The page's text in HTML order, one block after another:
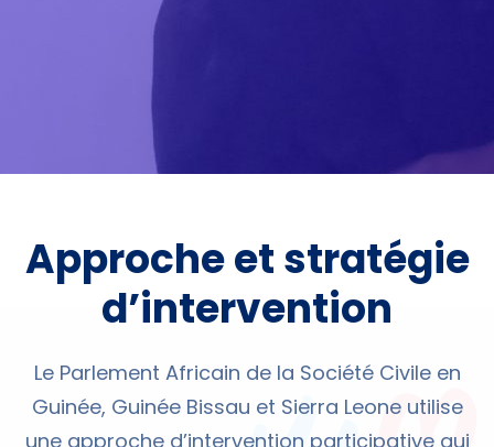
Approche et stratégie
d’intervention
Le Parlement Africain de la Société Civile en
Guinée, Guinée Bissau et Sierra Leone utilise
une approche d’intervention participative qui